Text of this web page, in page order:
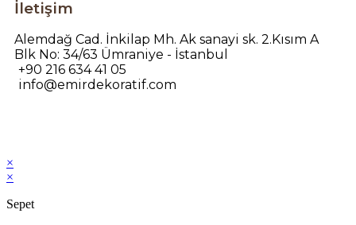
İletişim
Alemdağ Cad. İnkilap Mh. Ak sanayi sk. 2.Kısım A
Blk No: 34/63 Ümraniye - İstanbul
+90 216 634 41 05
info@emirdekoratif.com
×
×
Sepet